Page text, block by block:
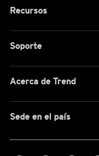
Recursos
Soporte
Acerca de Trend
Sede en el país